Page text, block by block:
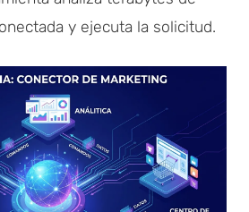
y ejecuta la solicitud.